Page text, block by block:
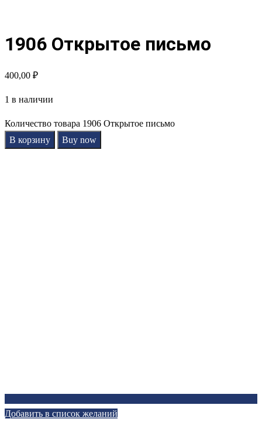
1906 Открытое письмо
400,00 ₽
1 в наличии
Количество товара 1906 Открытое письмо
В корзину
Buy now
Добавить в список желаний